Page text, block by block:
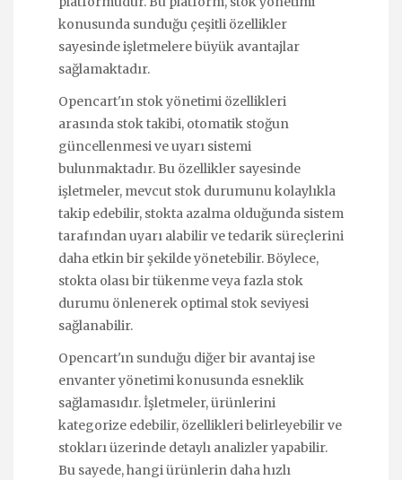
konusunda sunduğu çeşitli özellikler
sayesinde işletmelere büyük avantajlar
sağlamaktadır.
Opencart'ın stok yönetimi özellikleri
arasında stok takibi, otomatik stoğun
güncellenmesi ve uyarı sistemi
bulunmaktadır. Bu özellikler sayesinde
işletmeler, mevcut stok durumunu kolaylıkla
takip edebilir, stokta azalma olduğunda sistem
tarafından uyarı alabilir ve tedarik süreçlerini
daha etkin bir şekilde yönetebilir. Böylece,
stokta olası bir tükenme veya fazla stok
durumu önlenerek optimal stok seviyesi
sağlanabilir.
Opencart'ın sunduğu diğer bir avantaj ise
envanter yönetimi konusunda esneklik
sağlamasıdır. İşletmeler, ürünlerini
kategorize edebilir, özellikleri belirleyebilir ve
stokları üzerinde detaylı analizler yapabilir.
Bu sayede, hangi ürünlerin daha hızlı